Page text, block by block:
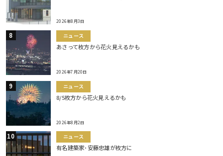
2026年8月3日
ニュース
あさって枚方から花火見えるかも
2026年7月20日
ニュース
8/5枚方から花火見えるかも
2026年8月2日
ニュース
有名建築家･安藤忠雄が枚方に